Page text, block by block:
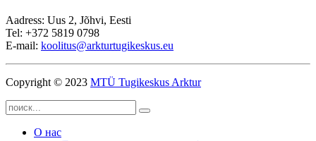
Aadress: Uus 2, Jõhvi, Eesti
Tel: +372 5819 0798
E-mail: koolitus@arkturtugikeskus.eu
Copyright © 2023 MTÜ Tugikeskus Arktur
О нас